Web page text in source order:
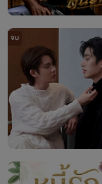
จบ